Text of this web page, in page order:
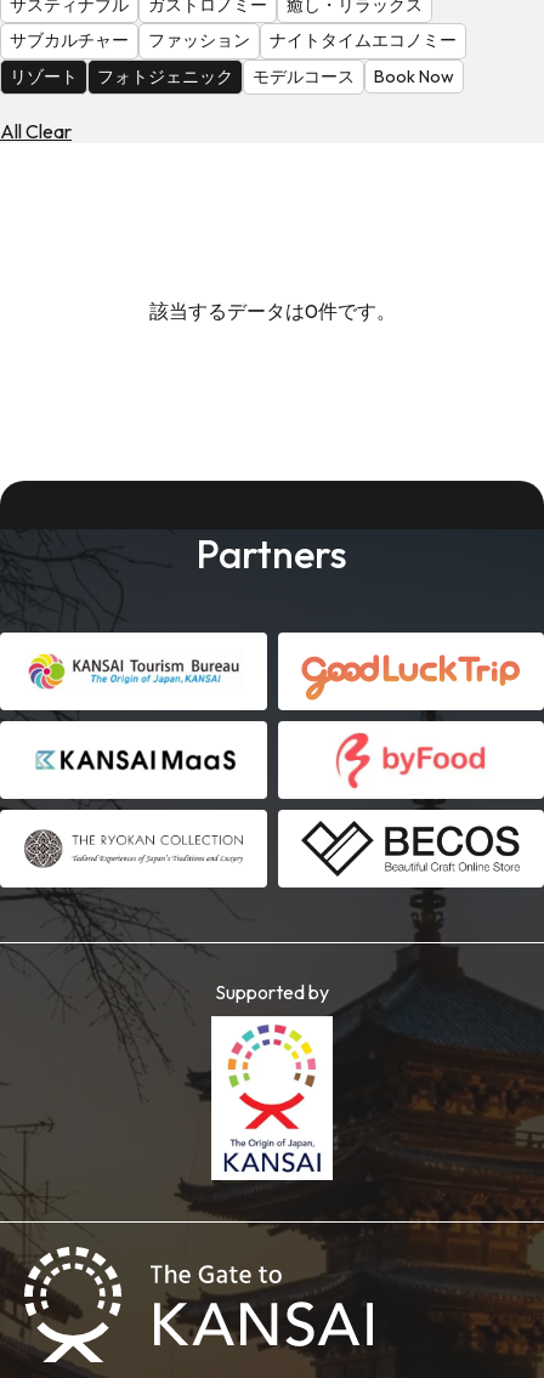
サスティナブル
ガストロノミー
癒し・リラックス
サブカルチャー
ファッション
ナイトタイムエコノミー
リゾート
フォトジェニック モデルコース Book Now
All Clear
該当するデータは0件です。
Partners
Supported by